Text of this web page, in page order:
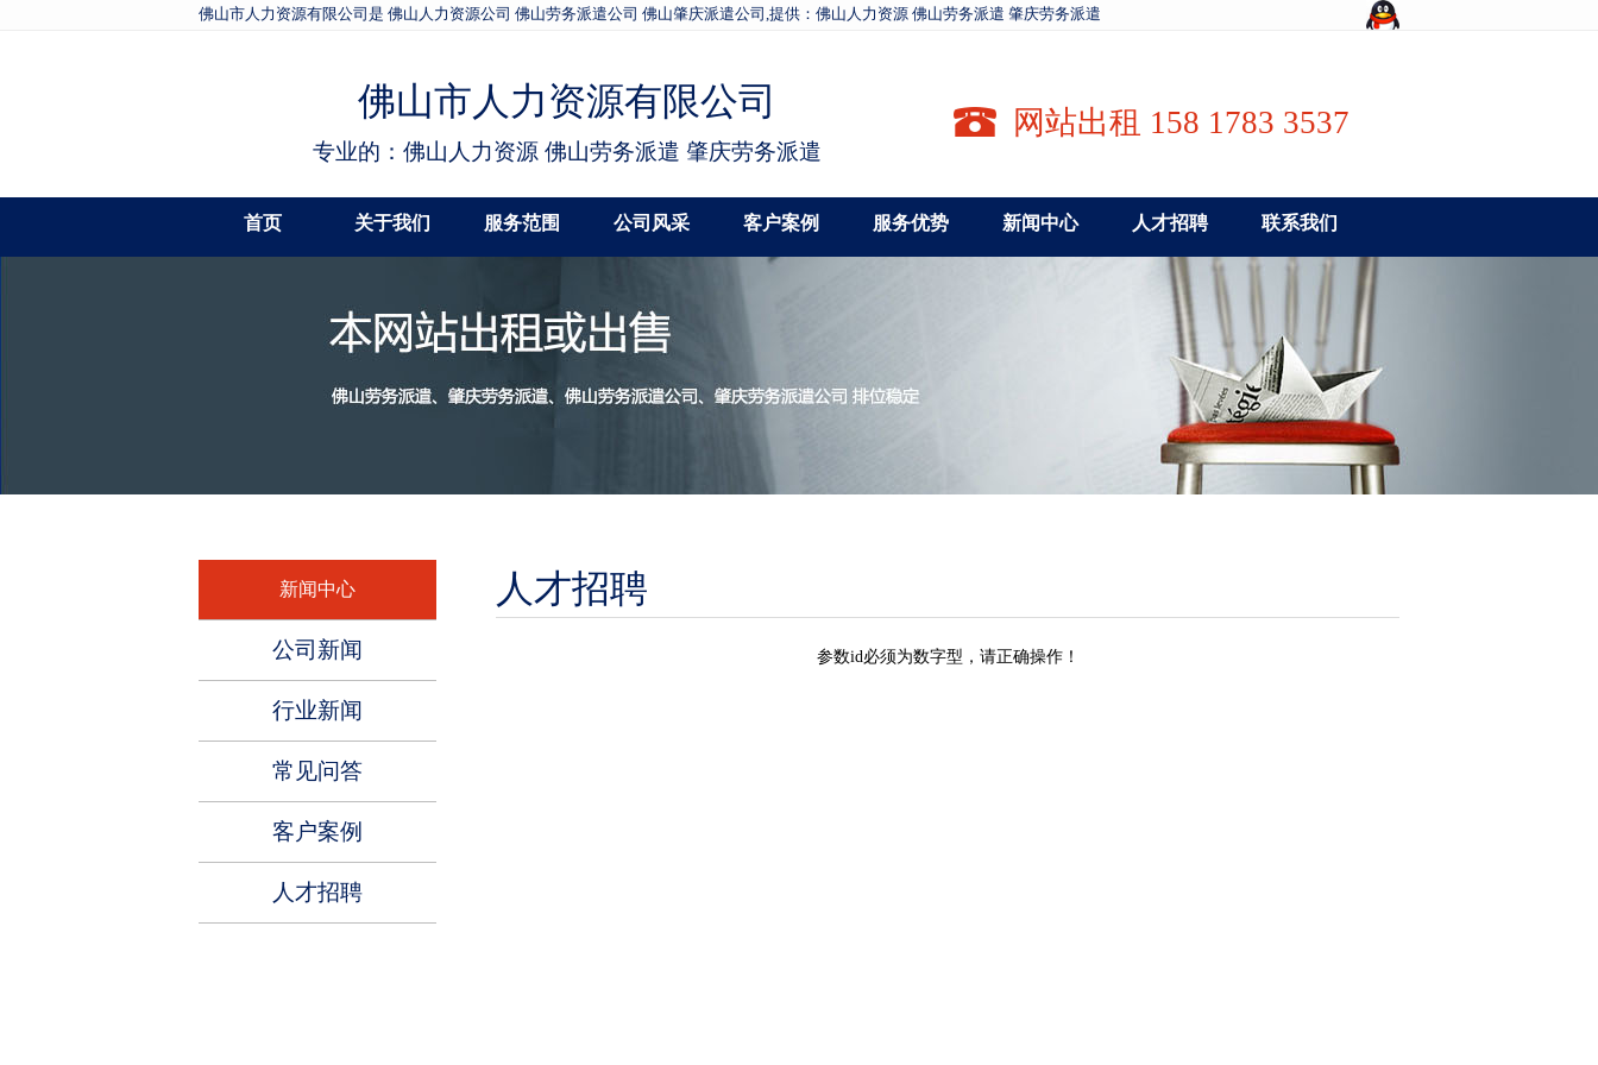
佛山市人力资源有限公司是 佛山人力资源公司 佛山劳务派遣公司 佛山肇庆派遣公司,提供：佛山人力资源 佛山劳务派遣 肇庆劳务派遣
佛山市人力资源有限公司 网站出租 158 1783 3537
专业的：佛山人力资源 佛山劳务派遣 肇庆劳务派遣
首页 关于我们 服务范围 公司风采 客户案例 服务优势 新闻中心 人才招聘 联系我们
新闻中心
公司新闻
行业新闻
常见问答
客户案例
人才招聘
人才招聘
参数id必须为数字型，请正确操作！